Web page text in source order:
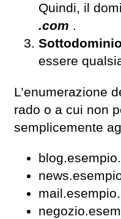
Quindi, il
.com .
Sottodominio
essere
L’enumerazione
rado o a cui non
semplicemente